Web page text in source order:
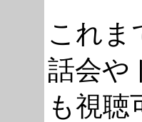
これま
話会や
も視聴